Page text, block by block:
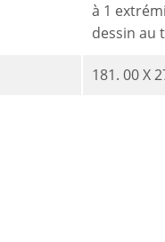
à 1
dessin au
181. 00 X